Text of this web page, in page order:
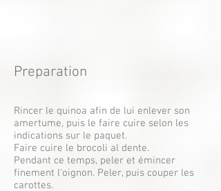
Preparation
Rincer le quinoa afin de lui enlever son
amertume, puis le faire cuire selon les
indications sur le paquet.
Faire cuire le brocoli al dente.
Pendant ce temps, peler et émincer
finement l'oignon. Peler, puis couper les
carottes.